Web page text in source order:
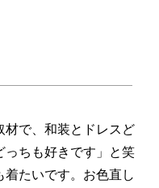
で、和装とドレスど
っちも好きです」と笑
たいです。お色直し